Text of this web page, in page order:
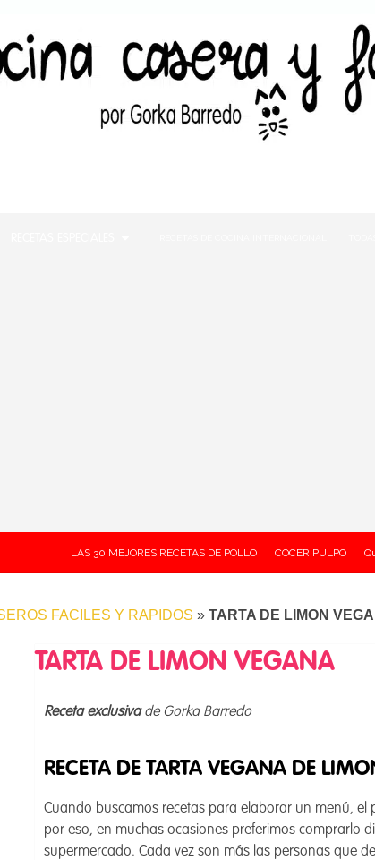
LAS 30 MEJORES RECETAS DE POLLO COCER PULPO
FACILES Y RAPIDOS » TARTA DE LIMON
TARTA DE LIMON VEGANA
Receta exclusivade Gorka Barredo
RECETA DE TARTA VEGANA DE
Cuando buscamos recetas para elaborar un menú, el
por eso, en muchas ocasiones preferimos comprarlo
supermercado. Cada vez son más las personas que